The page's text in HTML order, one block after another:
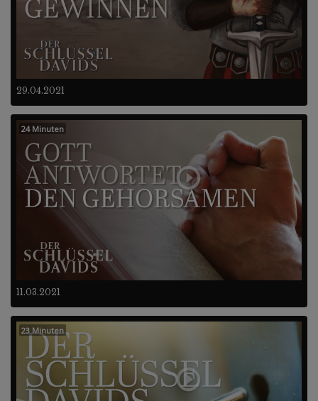
29.04.2021
11.03.2021
24 Minuten
23 Minuten